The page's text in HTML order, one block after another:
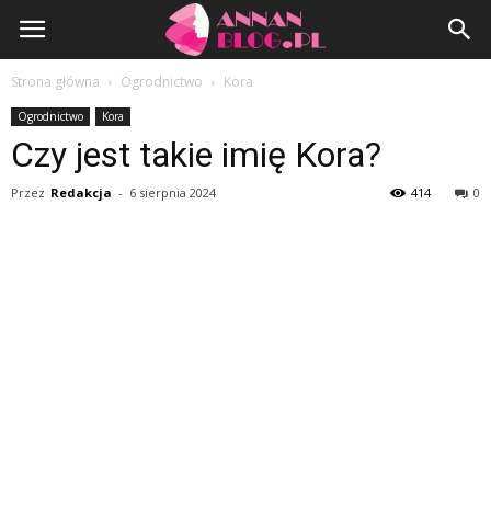
AnnanBlog.pl
Strona główna Ogrodnictwo Kora
Ogrodnictwo Kora
Czy jest takie imię Kora?
Przez Redakcja - 6 sierpnia 2024 0
414